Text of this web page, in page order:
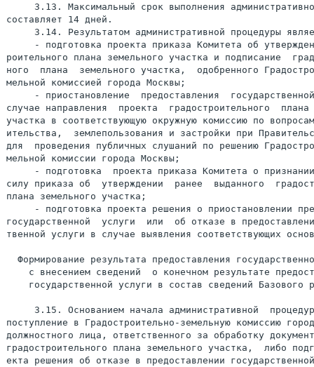
3.13. Максимальный срок выполнения
составляет 14 дней.
3.14. Результатом административной процедуры
- подготовка проекта приказа Комитета об
роительного плана земельного участка и подписание
ного  плана  земельного участка,  одобренного
мельной комиссией города Москвы;
- приостановление  предоставления
случае направления  проекта  градостроительного  плана
участка в соответствующую окружную комиссию по
ительства,  землепользования и застройки при
для  проведения публичных слушаний по решению
мельной комиссии города Москвы;
- подготовка  проекта приказа Комитета о
силу приказа об  утверждении  ранее  выданного
плана земельного участка;
- подготовка проекта решения о приостановлении
государственной  услуги  или  об отказе в
твенной услуги в случае выявления соответствующих
Формирование результата предоставления
с внесением сведений  о конечном результате
государственной услуги в состав сведений Базового
3.15. Основанием начала административной
поступление в Градостроительно-земельную комиссию
должностного лица, ответственного за обработку
градостроительного плана земельного участка,  либо
екта решения об отказе в предоставлении